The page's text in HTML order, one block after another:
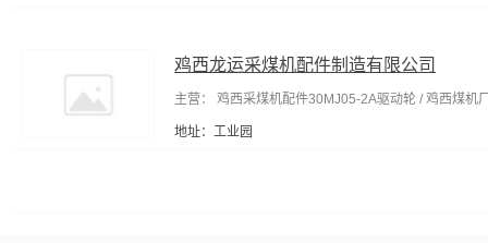
鸡西龙运采煤机配件制造有限公司
主营： 鸡西采煤机配件30MJ05-2A驱动轮 / 鸡西煤机
地址：工业园